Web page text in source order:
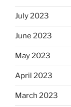
July 2023
June 2023
May 2023
April 2023
March 2023